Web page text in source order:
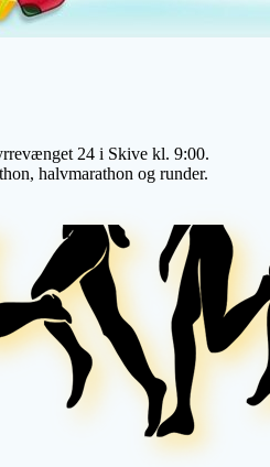
24 i Skive kl. 9:00.
halvmarathon og runder.